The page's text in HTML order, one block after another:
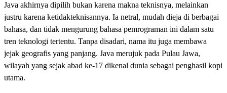
Java akhirnya dipilih bukan karena makna teknisnya, melainkan
justru karena ketidakteknisannya. Ia netral, mudah dieja di berbagai
bahasa, dan tidak mengurung bahasa pemrograman ini dalam satu
tren teknologi tertentu. Tanpa disadari, nama itu juga membawa
jejak geografis yang panjang. Java merujuk pada Pulau Jawa,
wilayah yang sejak abad ke-17 dikenal dunia sebagai penghasil kopi
utama.